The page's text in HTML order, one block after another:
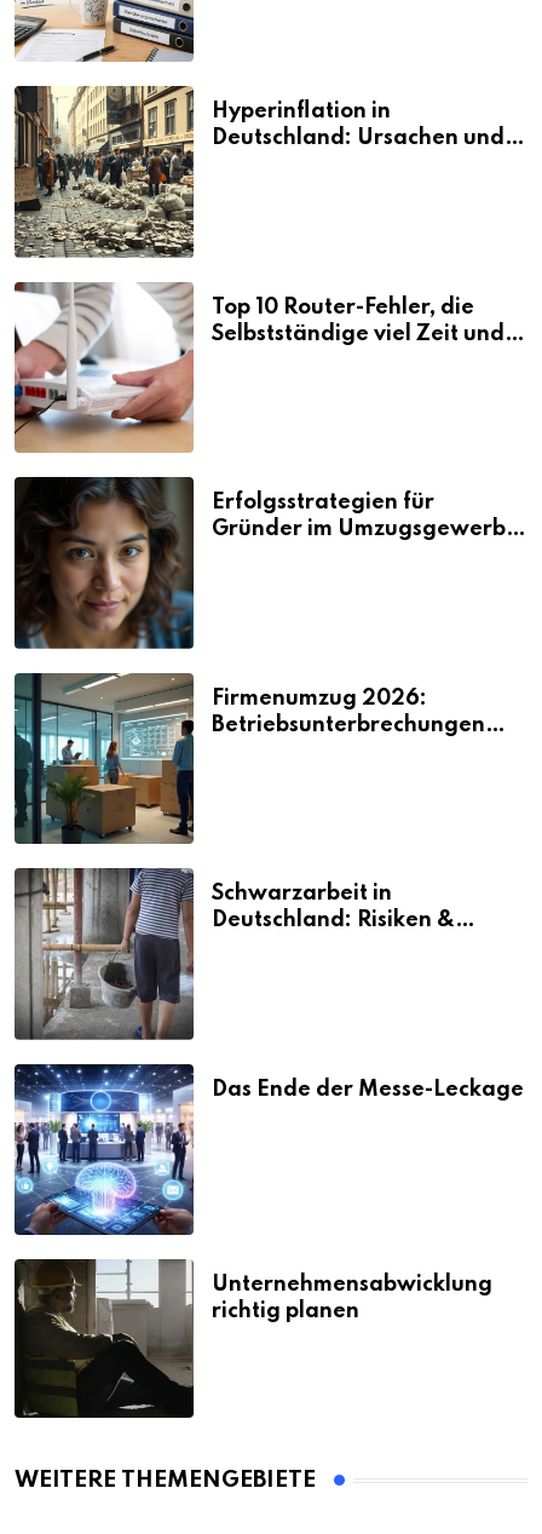
Hyperinflation in
Deutschland: Ursachen und
Top 10 Router-Fehler, die
Selbstständige viel Zeit und
Erfolgsstrategien für
Gründer im Umzugsgewerbe
Firmenumzug 2026:
Betriebsunterbrechungen
Schwarzarbeit in
Deutschland: Risiken &
Das Ende der Messe-Leckage
Unternehmensabwicklung
richtig planen
WEITERE THEMENGEBIETE